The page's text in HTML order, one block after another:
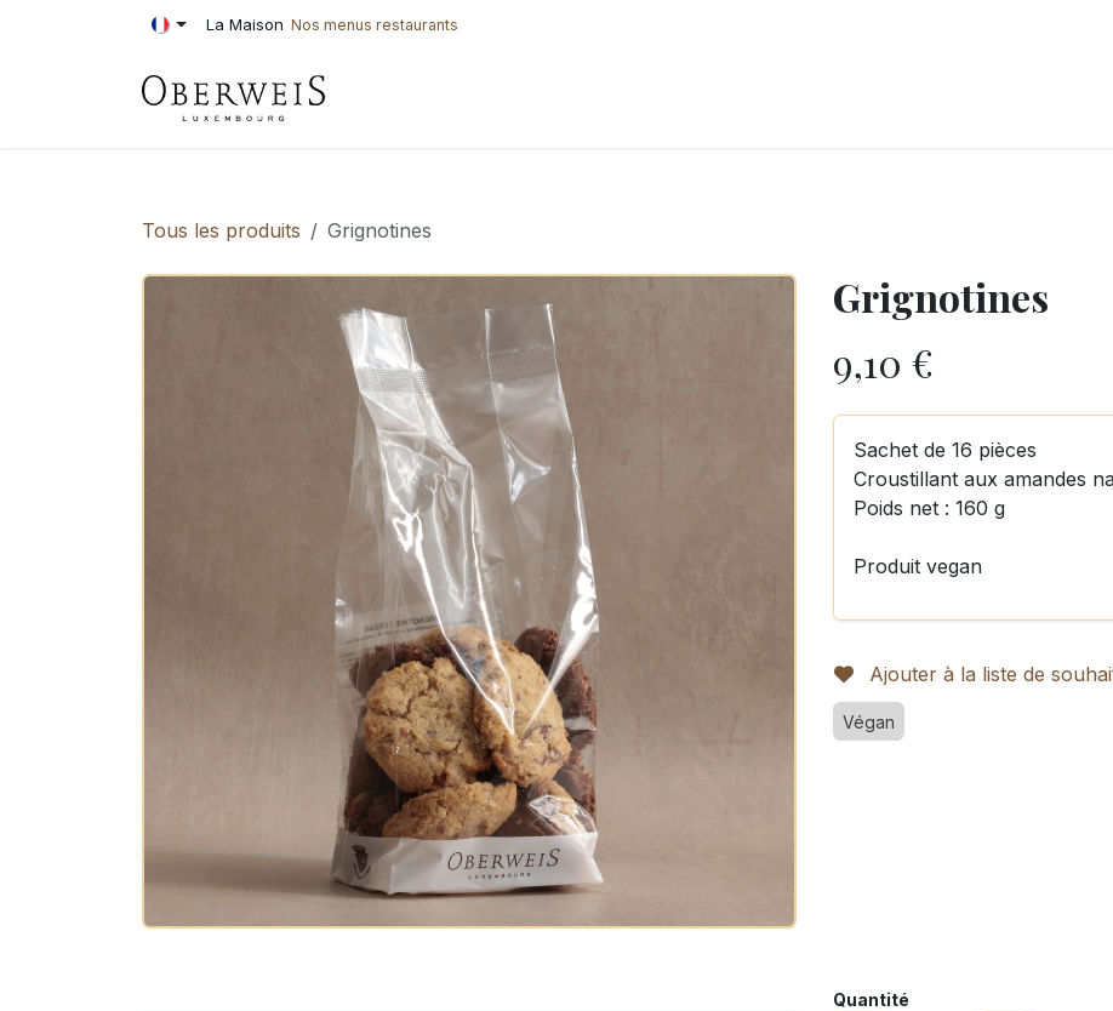
Se rendre au contenu La Maison Nos menus restaurants
Tous les produits Grignotines
Grignotines
9,10 €
Sachet de 16 pièces
Croustillant aux amandes
Poids net : 160 g
Produit vegan
Ajouter à la liste de
Végan
Quantité